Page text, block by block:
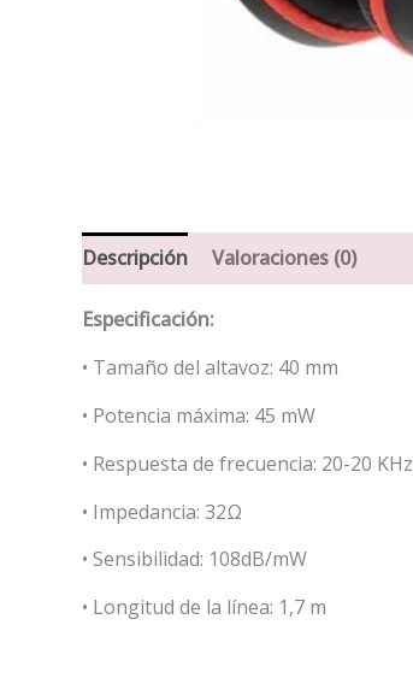
Descripción Valoraciones (0)
Especificación:
• Tamaño del altavoz: 40 mm
• Potencia máxima: 45 mW
• Respuesta de frecuencia: 20-20 KHz
• Impedancia: 32Ω
• Sensibilidad: 108dB/mW
• Longitud de la línea: 1,7 m